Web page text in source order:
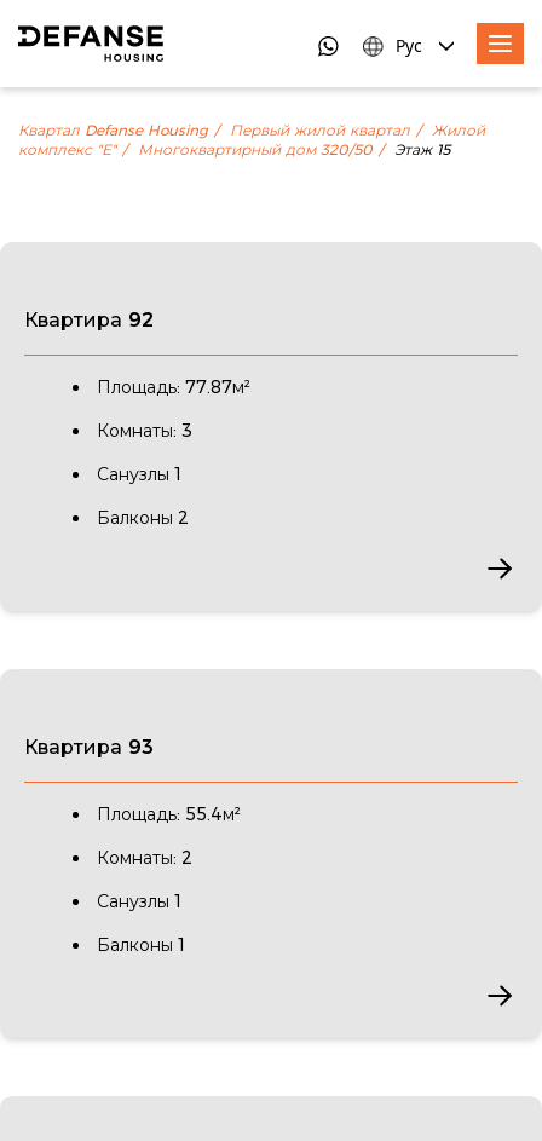
Рус
Квартал Defanse Housing Первый жилой квартал
Жилой
комплекс "Е"
Многоквартирный дом 320/50 Этаж 15
Квартира 92
Площадь: 77.87м²
Комнаты: 3
Санузлы 1
Балконы 2
Квартира 93
Площадь: 55.4м²
Комнаты: 2
Санузлы 1
Балконы 1